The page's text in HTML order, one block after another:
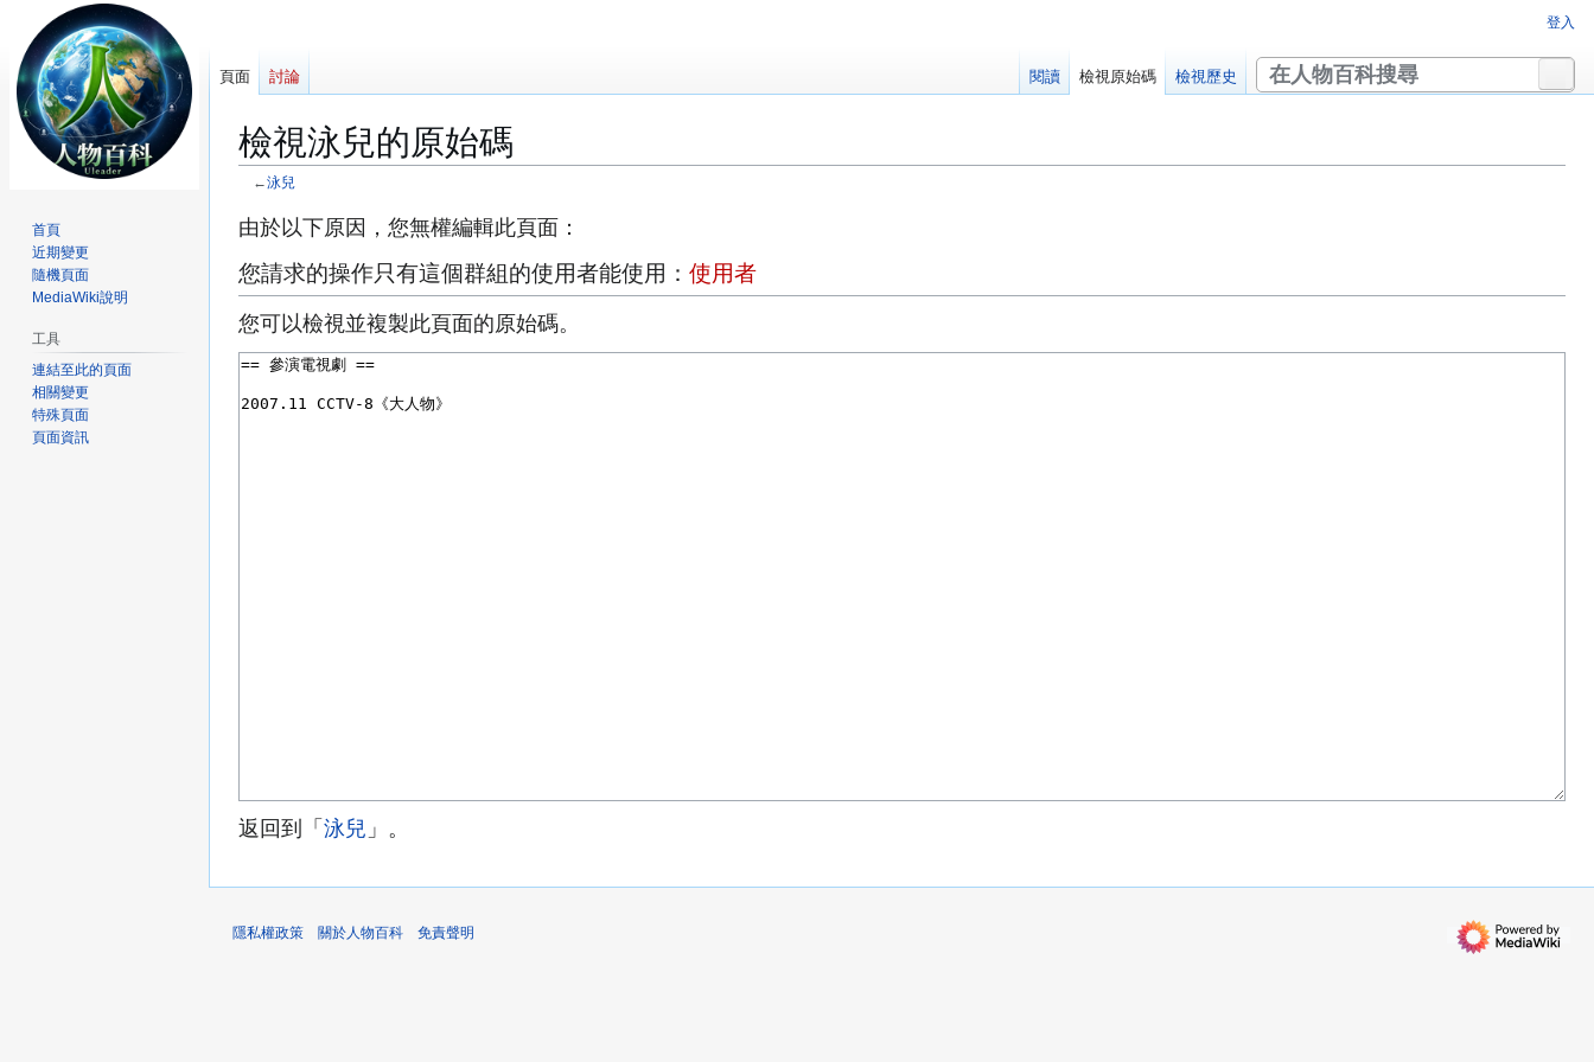
檢視泳兒的原始碼
←泳兒
跳
導
覽
跳
搜
尋
由於以下原因，您無權編輯此頁面：
您請求的操作只有這個群組的使用者能使用： 使用者
您可以檢視並複製此頁面的原始碼。
返回到「 泳兒 」。
登入
頁面 討論 閱讀 檢視原始碼 檢視歷史
搜
尋
首頁
近期變更
隨機頁面
MediaWiki說明
工具
連結至此的頁面
相關變更
特殊頁面
頁面資訊
隱私權政策 關於人物百科 免責聲明